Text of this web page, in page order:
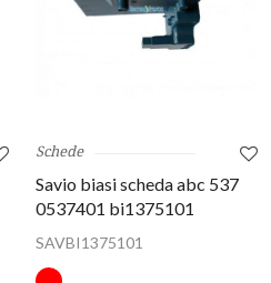
Schede
Savio biasi scheda abc 537
0537401 bi1375101
SAVBI1375101